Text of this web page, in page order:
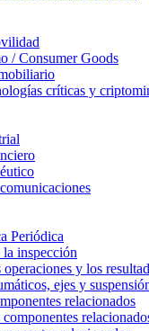
/ Consumer Goods
críticas y
Periódica
inspección
y los
ejes y
relacionados